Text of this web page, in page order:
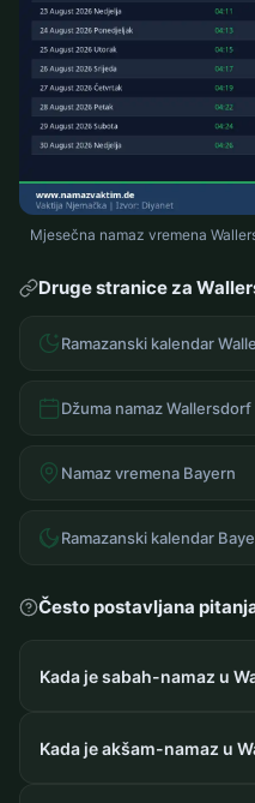
Mjesečna namaz vremena
Druge stranice za
Ramazanski kalendar
Džuma namaz Wallersdorf
Namaz vremena Bayern
Ramazanski kalendar
Često postavljana
Kada je sabah-namaz u
Kada je akšam-namaz u